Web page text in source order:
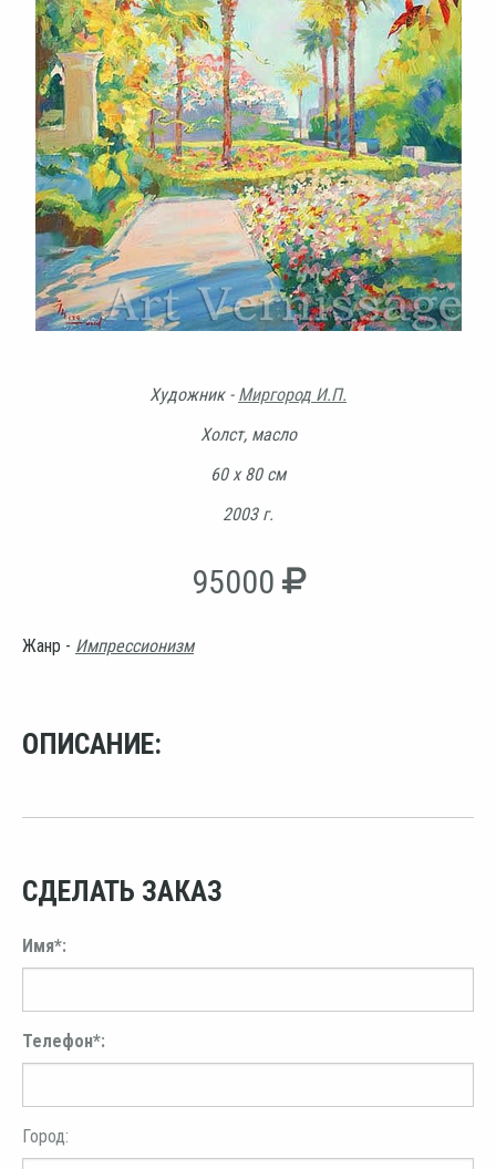
Художник - Миргород И.П.
Холст, масло
60 х 80 см
2003 г.
95000
Жанр - Импрессионизм
ОПИСАНИЕ:
СДЕЛАТЬ ЗАКАЗ
Имя*:
Телефон*:
Город: